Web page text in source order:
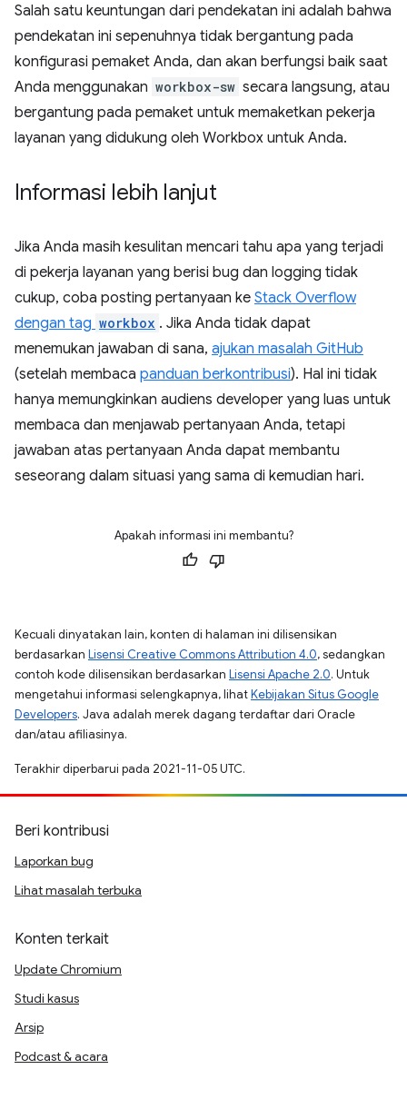
Salah satu keuntungan dari pendekatan ini adalah bahwa
pendekatan ini sepenuhnya tidak bergantung pada
konfigurasi pemaket Anda, dan akan berfungsi baik saat
Anda menggunakan workbox-sw secara langsung, atau
bergantung pada pemaket untuk memaketkan pekerja
layanan yang didukung oleh Workbox untuk Anda.
Informasi lebih lanjut
Jika Anda masih kesulitan mencari tahu apa yang terjadi
di pekerja layanan yang berisi bug dan logging tidak
cukup, coba posting pertanyaan ke Stack Overflow
dengan tag workbox . Jika Anda tidak dapat
menemukan jawaban di sana, ajukan masalah GitHub
(setelah membaca panduan berkontribusi). Hal ini tidak
hanya memungkinkan audiens developer yang luas untuk
membaca dan menjawab pertanyaan Anda, tetapi
jawaban atas pertanyaan Anda dapat membantu
seseorang dalam situasi yang sama di kemudian hari.
Apakah informasi ini membantu?
Kecuali dinyatakan lain, konten di halaman ini dilisensikan
berdasarkan Lisensi Creative Commons Attribution 4.0, sedangkan
contoh kode dilisensikan berdasarkan Lisensi Apache 2.0. Untuk
mengetahui informasi selengkapnya, lihatKebijakan Situs Google
Developers. Java adalah merek dagang terdaftar dari Oracle
dan/atau afiliasinya.
Terakhir diperbarui pada 2021-11-05 UTC.
Beri kontribusi
Laporkan bug
Lihat masalah terbuka
Konten terkait
Update Chromium
Studi kasus
Arsip
Podcast & acara